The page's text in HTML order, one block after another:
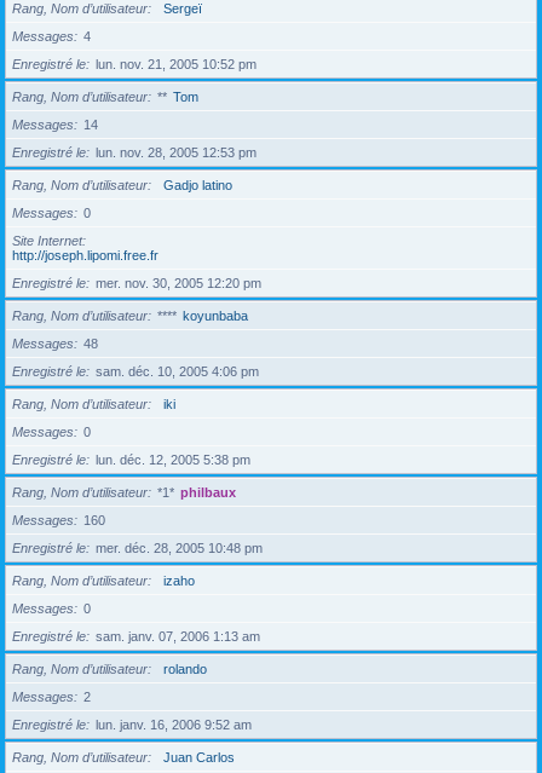
Rang, Nom d’utilisateur
Sergeï
Messages
4
Enregistré le
lun. nov. 21, 2005 10:52 pm
Rang, Nom d’utilisateur ** Tom
Messages
14
Enregistré le
lun. nov. 28, 2005 12:53 pm
Rang, Nom d’utilisateur
Gadjo latino
Messages
0
Site Internet
http://joseph.lipomi.free.fr
Enregistré le
mer. nov. 30, 2005 12:20 pm
Rang, Nom d’utilisateur **** koyunbaba
Messages
48
Enregistré le
sam. déc. 10, 2005 4:06 pm
Rang, Nom d’utilisateur
iki
Messages
0
Enregistré le
lun. déc. 12, 2005 5:38 pm
Rang, Nom d’utilisateur *1* philbaux
Messages
160
Enregistré le
mer. déc. 28, 2005 10:48 pm
Rang, Nom d’utilisateur
izaho
Messages
0
Enregistré le
sam. janv. 07, 2006 1:13 am
Rang, Nom d’utilisateur
rolando
Messages
2
Enregistré le
lun. janv. 16, 2006 9:52 am
Rang, Nom d’utilisateur
Juan Carlos